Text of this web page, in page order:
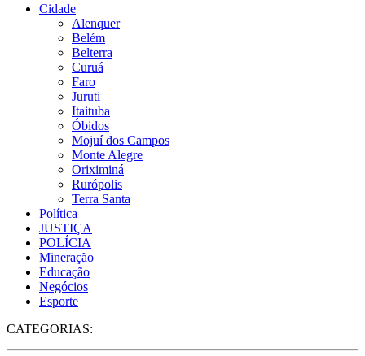
Cidade
Alenquer
Belém
Belterra
Curuá
Faro
Juruti
Itaituba
Óbidos
Mojuí dos Campos
Monte Alegre
Oriximiná
Rurópolis
Terra Santa
Política
JUSTIÇA
POLÍCIA
Mineração
Educação
Negócios
Esporte
CATEGORIAS: